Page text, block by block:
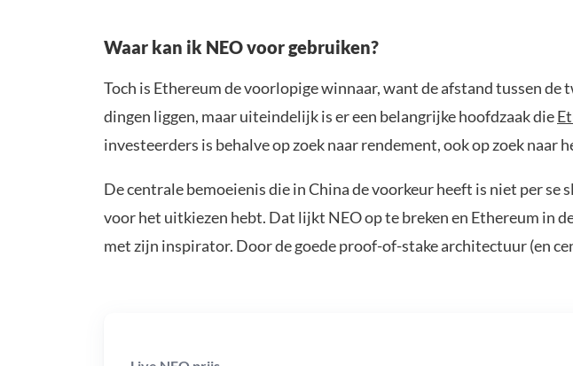
Waar kan ik NEO voor gebruiken?
Toch is Ethereum de voorlopige winnaar, want de afstand tussen
dingen liggen, maar uiteindelijk is er een belangrijke hoofdzaak die
investeerders is behalve op zoek naar rendement, ook op zoek naar
De centrale bemoeienis die in China de voorkeur heeft is niet per
voor het uitkiezen hebt. Dat lijkt NEO op te breken en Ethereum in
met zijn inspirator. Door de goede proof-of-stake architectuur (en